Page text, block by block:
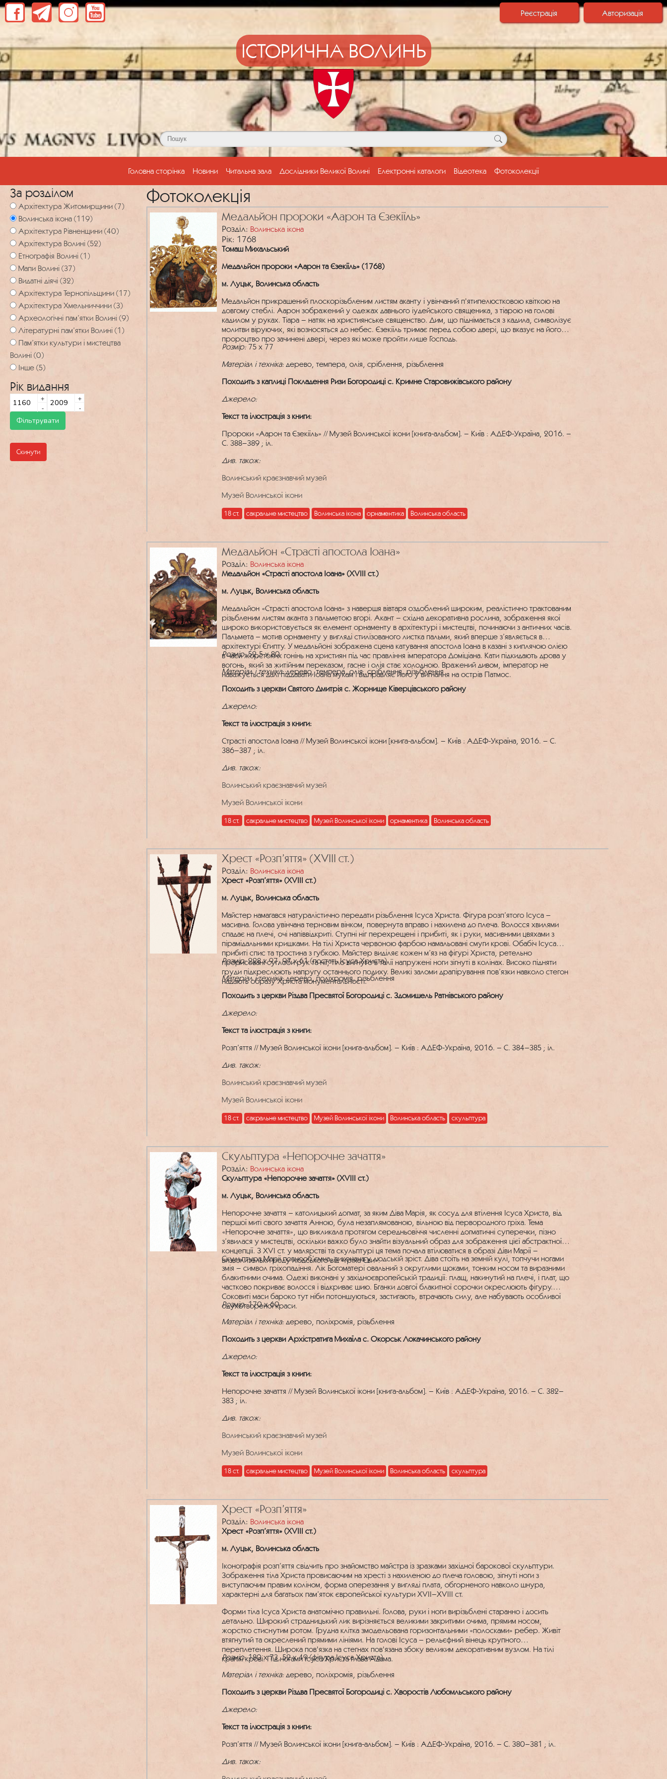
Авторизація
Реєстрація
ІСТОРИЧНА ВОЛИНЬ
Головна сторінка(current)
Новини Читальна зала Дослідники Великої Волині Електронні каталоги Відеотека Фотоколекції
За розділом
Архітектура Житомирщини (7)
Волинська ікона (119)
Архітектура Рівненщини (40)
Архітектура Волині (52)
Етнографія Волині (1)
Мапи Волині (37)
Видатні діячі (32)
Архітектура Тернопільщини (17)
Архітектура Хмельниччини (3)
Археологічні пам’ятки Волині (9)
Літературні пам’ятки Волині (1)
Пам’ятки культури і мистецтва
Волині (0)
Інше (5)
Рік видання
+
-
+
-
Скинути
Фотоколекція
Mедальйон пророки «Аарон та Єзекіїль»
Розділ: Волинська ікона
Рік: 1768
Томаш Михальський
Mедальйон пророки «Аарон та Єзекіїль» (1768)
м. Луцьк, Волинська область
Медальйон прикрашений плоскорізьбленим листям аканту і увінчаний п'ятипелюстковою квіткою на
довгому стеблі. Аарон зображений у одежах давнього іудейського священика, з тіарою на голові
кадилом у руках. Тіара – натяк на християнське священство. Дим, що піднімається з кадила, символізує
молитви віруючих, які возносяться до небес. Єзекіїль тримає перед собою двері, що вказує на його
пророцтво про зачинені двері, через які може пройти лише Господь.
Розмір: 75 x 77
Матеріал і техніка:дерево, темпера, олія, сріблення, різьблення
Походить з каплиці Покладення Ризи Богородиці с. Кримне Старовижівського району
Джерело:
Текст та ілюстрація з книги:
Пророки «Аарон та Єзекіїль» // Музей Волинської ікони [книга-альбом]. – Київ : АДЕФ-Україна, 2016. –
С. 388–389 ; іл.
Див. також:
Волинський краєзнавчий музей
Музей Волинської ікони
18 ст. сакральне мистецтво Волинська ікона орнаментика Волинська область
Mедальйон «Страсті апостола Іоана»
Розділ: Волинська ікона
Mедальйон «Страсті апостола Іоана» (ХVIII ст.)
м. Луцьк, Волинська область
Mедальйон «Страсті апостола Іоана» з навершя вівтаря оздоблений широким, реалістично трактованим
різьбленим листям аканта з пальметою вгорі. Акант – східна декоративна рослина, зображення якої
широко використовується як елемент орнаменту в архітектурі і мистецтві, починаючи з античних часів.
Пальмета – мотив орнаменту у вигляді стилізованого листка пальми, який вперше з’являється в
архітектурі Єгипту. У медальйоні зображена сцена катування апостола Іоана в казані з киплячою олією
в часи жорстоких гонінь на християн під час правління імператора Доміціана. Кати підкидають дрова у
вогонь, який за житійним переказом, гасне і олія стає холодною. Вражений дивом, імператор не
наважується далі піддавати Іоана мукам і відправляє його у вигнання на острів Патмос.
Розмір:52,5 x 80
Матеріал і техніка:дерево, темпера, олія, сріблення, різьблення
Походить з церкви Святого Дмитрія с. Жорнище Ківерцівського району
Джерело:
Текст та ілюстрація з книги:
Страсті апостола Іоана // Музей Волинської ікони [книга-альбом]. – Київ : АДЕФ-Україна, 2016. – С.
386–387 ; іл.
Див. також:
Волинський краєзнавчий музей
Музей Волинської ікони
18 ст. сакральне мистецтво Музей Волинської ікони орнаментика Волинська область
Хрест «Розп’яття» (XVIII ст.)
Розділ: Волинська ікона
Хрест «Розп’яття» (XVIII ст.)
м. Луцьк, Волинська область
Майстер намагався натуралістично передати різьблення Ісуса Христа. Фігура розп’ятого Ісуса –
масивна. Голова увінчана терновим вінком, повернута вправо і нахилена до плеча. Волосся хвилями
спадає на плечі, очі напіввідкриті. Ступні ніг перехрещені і прибиті, як і руки, масивними цвяхами з
пірамідальними кришками. На тілі Христа червоною фарбою намальовані смуги крові. Обабіч Ісуса
прибиті спис та тростина з губкою. Майстер виділяє кожен м’яз на фігурі Христа, ретельно
прорисовані суглоби рук та ніг, тіло вигнуто в талії напружені ноги зігнуті в колінах. Високо підняти
груди підкреслюють напругу останнього подиху. Великі заломи драпірування пов’язки навколо стегон
надають образу Христа монументальності.
Розмір:228 x 97, 97 x 61 (постать Ісуса Христа)
Матеріал і техніка:дерево, поліхромія, різьблення
Походить з церкви Різдва Пресвятої Богородиці с. Здомишель Ратнівського району
Джерело:
Текст та ілюстрація з книги:
Розп’яття // Музей Волинської ікони [книга-альбом]. – Київ : АДЕФ-Україна, 2016. – С. 384–385 ; іл.
Див. також:
Волинський краєзнавчий музей
Музей Волинської ікони
18 ст. сакральне мистецтво Музей Волинської ікони Волинська область скульптура
Скульптура «Непорочне зачаття»
Розділ: Волинська ікона
Скульптура «Непорочне зачаття» (XVIII ст.)
м. Луцьк, Волинська область
Непорочне зачаття – католицький догмат, за яким Діва Марія, як сосуд для втілення Ісуса Христа, від
першої миті свого зачаття Анною, була незаплямованою, вільною від первородного гріха. Тема
«Непорочне зачаття», що викликала протягом середньовіччя численні догматичні суперечки, пізно
з’явилася у мистецтві, оскільки важко було знайти візуальний образ для зображення цієї абстрактної
концепції. З XVI ст. у малярстві та скульптурі ця тема почала втілюватися в образі Діви Марії –
визволительки роду людського від «гріха Єви».
Скульптура Марії повнооб’ємна, виконана у людській зріст. Діва стоїть на земній кулі, топчучи ногами
змія – символ гріхопадіння. Лік Богоматері овальний з округлими щоками, тонким носом та виразними
блакитними очима. Одежі виконані у західноєвропейській традиції: плащ, накинутий на плечі, і плат, що
частково покриває волосся і відкриває шию. Бганки довгої блакитної сорочки окреслюють фігуру.
Соковиті маси бароко тут ніби потоншуються, застигають, втрачають силу, але набувають особливої
одухотвореної краси.
Розмір:170 x 60
Матеріал і техніка:дерево, поліхромія, різьблення
Походить з церкви Архістратига Михаїла с. Окорськ Локачинського району
Джерело:
Текст та ілюстрація з книги:
Непорочне зачаття // Музей Волинської ікони [книга-альбом]. – Київ : АДЕФ-Україна, 2016. – С. 382–
383 ; іл.
Див. також:
Волинський краєзнавчий музей
Музей Волинської ікони
18 ст. сакральне мистецтво Музей Волинської ікони Волинська область скульптура
Хрест «Розп’яття»
Розділ: Волинська ікона
Хрест «Розп’яття» (XVIII ст.)
м. Луцьк, Волинська область
Іконографія розп’яття свідчить про знайомство майстра із зразками західної барокової скульптури.
Зображення тіла Христа провисаючим на хресті з нахиленою до плеча головою, зігнуті ноги з
виступаючим правим коліном, форма оперезання у вигляді плата, обгорненого навколо шнура,
характерні для багатьох пам’яток європейської культури XVII–XVIII ст.
Форми тіла Ісуса Христа анатомічно правильні. Голова, руки і ноги вирізьблені старанно і досить
детально. Широкий страдницький лик вирізняється великими закритими очима, прямим носом,
жорстко стиснутим ротом. Грудна клітка змодельована горизонтальними «полосками» ребер. Живіт
втягнутий та окреслений прямими лініями. На голові Ісуса – рельєфний вінець крупного
переплетення. Широка пов'язка на стегнах пов'язана збоку великим декоративним вузлом. На тілі
краплі крові. Під ногами Ісуса Христа глава Адама.
Розмір:180 x 73, 52 x 49 (фігура Ісуса Христа)
Матеріал і техніка:дерево, поліхромія, різьблення
Походить з церкви Різдва Пресвятої Богородиці с. Хворостів Любомльського району
Джерело:
Текст та ілюстрація з книги:
Розп’яття // Музей Волинської ікони [книга-альбом]. – Київ : АДЕФ-Україна, 2016. – С. 380–381 ; іл.
Див. також: